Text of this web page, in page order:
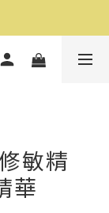
敏精
華